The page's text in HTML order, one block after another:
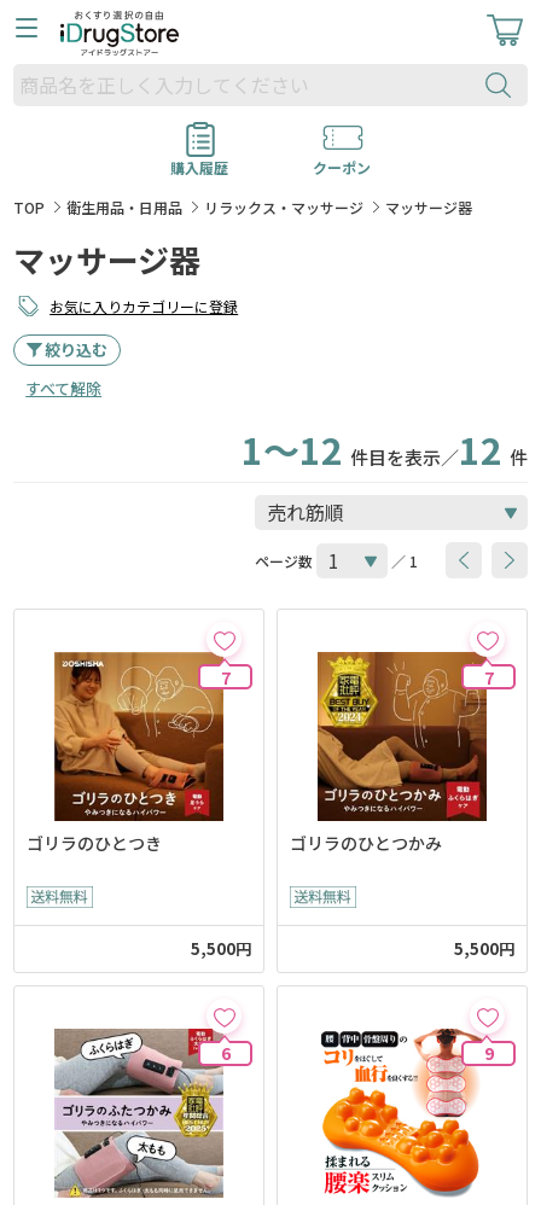
購入履歴
クーポン
TOP
衛生用品・日用品 リラックス・マッサージ マッサージ器
マッサージ器
お気に入りカテゴリーに登録
絞り込む
すべて解除
1～12 件目を表示／12 件
ページ数 ／ 1
7
ゴリラのひとつき
5,500円
7
ゴリラのひとつかみ
5,500円
6 9